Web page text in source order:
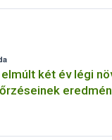
két év légi